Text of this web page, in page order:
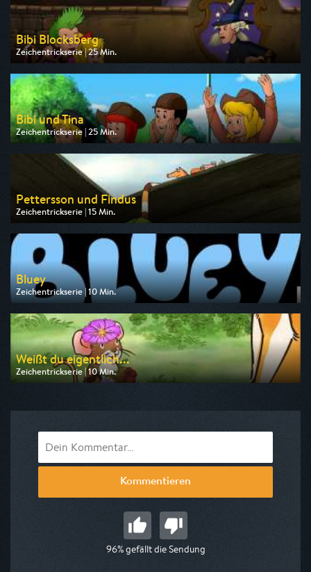
Bibi Blocksberg
Zeichentrickserie | 25 Min.
Ausgestrahlt von ZDF
am 08.08.2026, 07:30
Bibi und Tina
Zeichentrickserie | 25 Min.
Ausgestrahlt von ZDF
am 08.08.2026, 09:10
Pettersson und Findus
Zeichentrickserie | 15 Min.
Ausgestrahlt von ZDF
am 09.08.2026, 06:45
Bluey
Zeichentrickserie | 10 Min.
Ausgestrahlt von Disney Channel
am 08.08.2026, 17:15
Weißt du eigentlich...
Zeichentrickserie | 10 Min.
Ausgestrahlt von KiKA
Kommentieren
96% gefällt die Sendung